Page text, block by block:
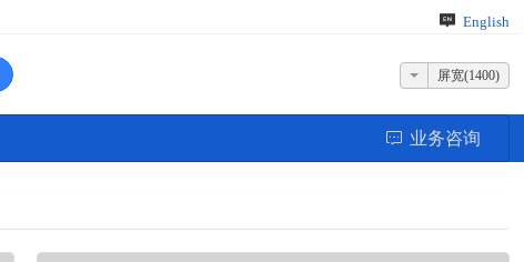
English
屏宽(1400)
业务咨询